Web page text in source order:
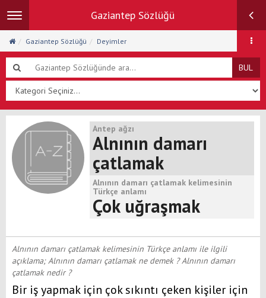
Toggle
navigation
Gaziantep Sözlüğü
Gaziantep Sözlüğü Deyimler
BUL
Antep ağzı
Alnının damarı
çatlamak
Alnının damarı çatlamak kelimesinin
Türkçe anlamı
Çok uğraşmak
Alnının damarı çatlamak kelimesinin Türkçe anlamı ile ilgili
açıklama; Alnının damarı çatlamak ne demek ? Alnının damarı
çatlamak nedir ?
Bir iş yapmak için çok sıkıntı çeken kişiler için